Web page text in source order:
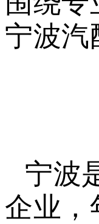
宁波汽
宁波
企业，